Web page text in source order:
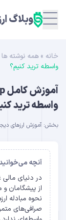
وبلاگ
خانه » همه نوشته ها
واسطه ترید کنیم؟
واسطه ترید
بخش: آموزش ارزهای
آنچه
از پیشگامان
نحوه مبادله
صرافی‌های